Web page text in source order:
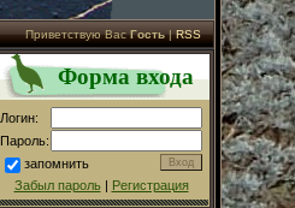
Приветствую Вас Гость|RSS
Форма входа
Логин:
Пароль:
запомнить
Забыл пароль| Регистрация